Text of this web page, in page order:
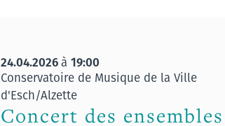
24.04.2026à 19:00
Conservatoire de Musique de la Ville
d'Esch/Alzette
Concert des ensembles